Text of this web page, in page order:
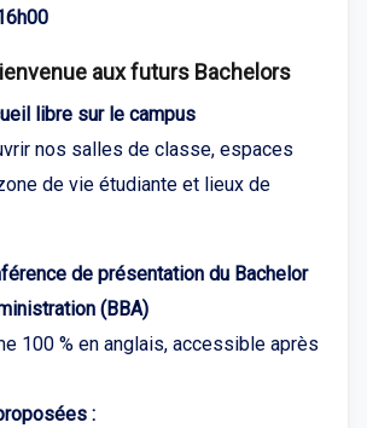
aux futurs Bachelors
libre sur le campus
nos salles de classe, espaces
de vie étudiante et lieux de
de présentation du Bachelor
(BBA)
100 % en anglais, accessible après
: